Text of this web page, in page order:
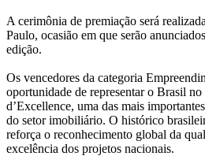
A cerimônia de premiação será
Paulo, ocasião em que serão
edição.
Os vencedores da categoria
oportunidade de representar o Brasil
d’Excellence, uma das mais
do setor imobiliário. O histórico
reforça o reconhecimento global da
excelência dos projetos nacionais.